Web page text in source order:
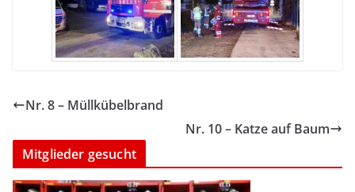
Nr. 8 – Müllkübelbrand
Nr. 10 – Katze auf Baum
Mitglieder gesucht